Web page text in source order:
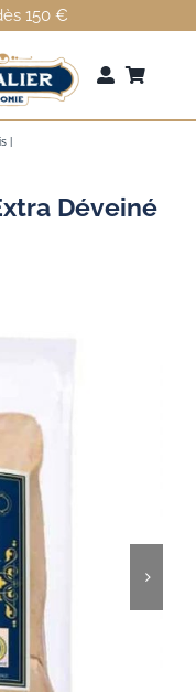
150 €
Déveiné